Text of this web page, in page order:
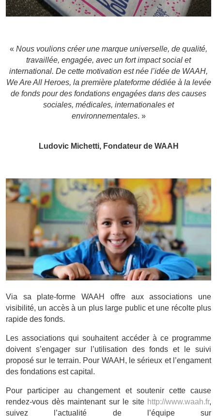
« Nous voulions créer une marque universelle, de qualité,
travaillée, engagée, avec un fort impact social et
international. De cette motivation est née l’idée de WAAH,
We Are All Heroes, la première plateforme dédiée à la levée
de fonds pour des fondations engagées dans des causes
sociales, médicales, internationales et
environnementales. »
Ludovic Michetti, Fondateur de WAAH
Via sa plate-forme WAAH offre aux associations une
visibilité, un accès à un plus large public et une récolte plus
rapide des fonds.
Les associations qui souhaitent accéder à ce programme
doivent s’engager sur l’utilisation des fonds et le suivi
proposé sur le terrain. Pour WAAH, le sérieux et l’engament
des fondations est capital.
Pour participer au changement et soutenir cette cause
rendez-vous dès maintenant sur le site http://www.waah.fr,
suivez l’actualité de l’équipe sur